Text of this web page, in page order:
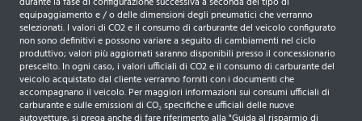
equipaggiamento e / o delle dimensioni degli pneumatici che verranno
selezionati. I valori di CO2 e il consumo di carburante del veicolo configurato
non sono definitivi e possono variare a seguito di cambiamenti nel ciclo
produttivo; valori più aggiornati saranno disponibili presso il concessionario
prescelto. In ogni caso, i valori ufficiali di CO2 e il consumo di carburante del
veicolo acquistato dal cliente verranno forniti con i documenti che
accompagnano il veicolo. Per maggiori informazioni sui consumi ufficiali di
carburante e sulle emissioni di CO₂ specifiche e ufficiali delle nuove